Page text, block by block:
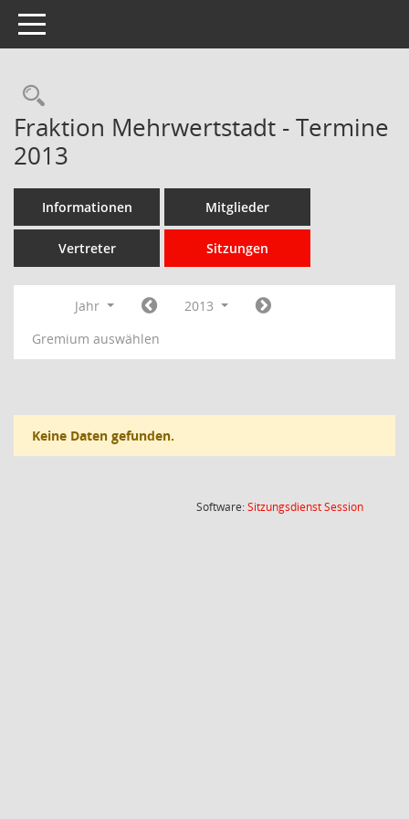
Toggle navigation
Rechercheauswahl
Fraktion Mehrwertstadt - Termine
2013
Informationen Mitglieder
Vertreter Sitzungen
Jahr
2013
Gremium auswählen
Keine Daten gefunden.
Software:SitzungsdienstSession(Wird in